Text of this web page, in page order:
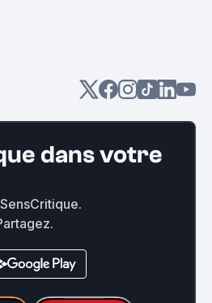
dans votre